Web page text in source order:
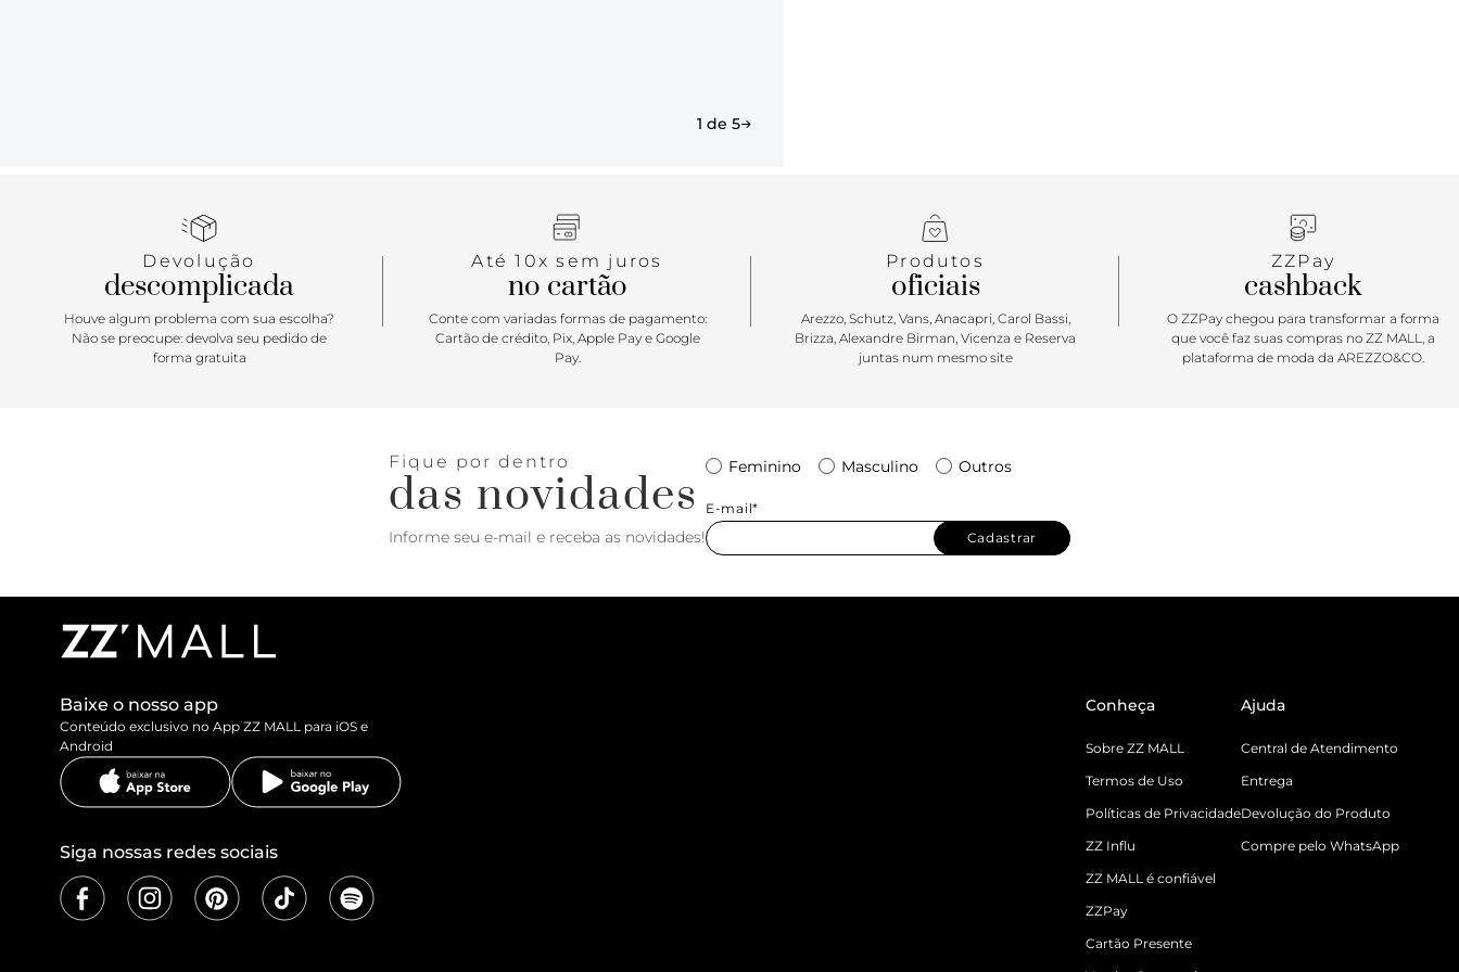
1 de 5
Devolução
descomplicada
Houve algum problema com sua escolha?
Não se preocupe: devolva seu pedido de
forma gratuita
Até 10x sem juros
no cartão
Conte com variadas formas de pagamento:
Cartão de crédito, Pix, Apple Pay e Google
Pay.
Produtos
oficiais
Arezzo, Schutz, Vans, Anacapri, Carol Bassi,
Brizza, Alexandre Birman, Vicenza e Reserva
juntas num mesmo site
ZZPay
cashback
O ZZPay chegou para transformar a forma
que você faz suas compras no ZZ MALL, a
plataforma de moda da AREZZO&CO.
Fique por dentro
das novidades
Informe seu e-mail e receba as novidades!
Feminino Masculino Outros
E-mail*
Cadastrar
Baixe o nosso app
Conteúdo exclusivo no App ZZ MALL para iOS e
Android
Siga nossas redes sociais
Conheça
Sobre ZZ MALL
Termos de Uso
Políticas de Privacidade
ZZ Influ
ZZ MALL é confiável
ZZPay
Cartão Presente
Ajuda
Central de Atendimento
Entrega
Devolução do Produto
Compre pelo WhatsApp